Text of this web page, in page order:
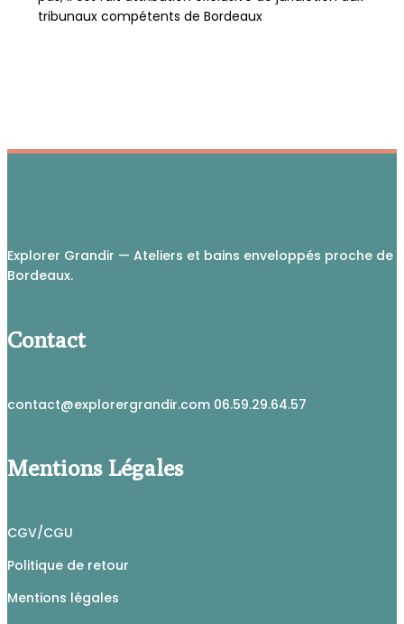
tribunaux compétents de Bordeaux
Explorer Grandir — Ateliers et bains enveloppés proche de
Bordeaux.
Contact
contact@explorergrandir.com 06.59.29.64.57
Mentions Légales
CGV/CGU
Politique de retour
Mentions légales